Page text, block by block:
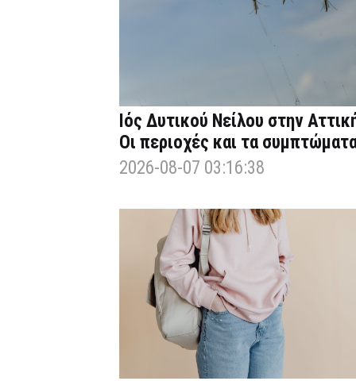
Ιός Δυτικού Νείλου στην
Οι περιοχές και τα
2026-08-07 03:16:38